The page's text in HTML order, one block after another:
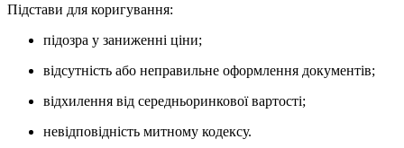
Підстави для коригування:
підозра у заниженні ціни;
відсутність або неправильне оформлення документів;
відхилення від середньоринкової вартості;
невідповідність митному кодексу.